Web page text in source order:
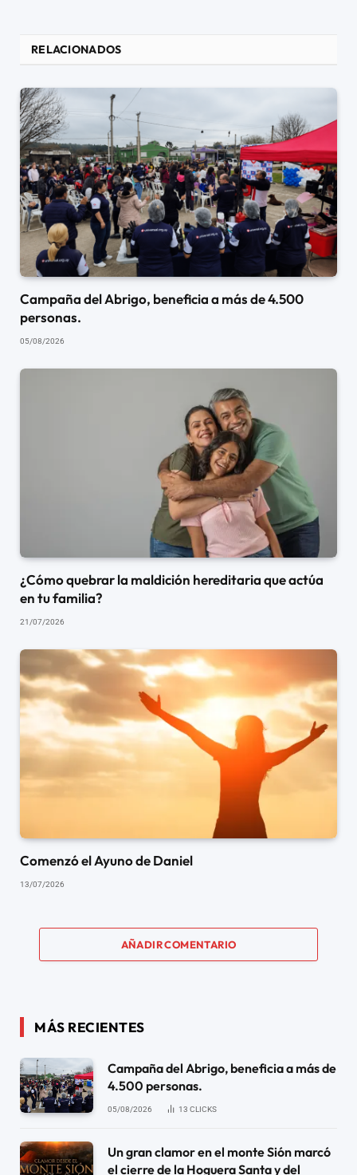
RELACIONADOS
Campaña del Abrigo, beneficia a más de 4.500
personas.
05/08/2026
¿Cómo quebrar la maldición hereditaria que actúa
en tu familia?
21/07/2026
Comenzó el Ayuno de Daniel
13/07/2026
AÑADIR COMENTARIO
MÁS RECIENTES
Campaña del Abrigo, beneficia a más de
4.500 personas.
05/08/2026 13 CLICKS
Un gran clamor en el monte Sión marcó
el cierre de la Hoguera Santa y del